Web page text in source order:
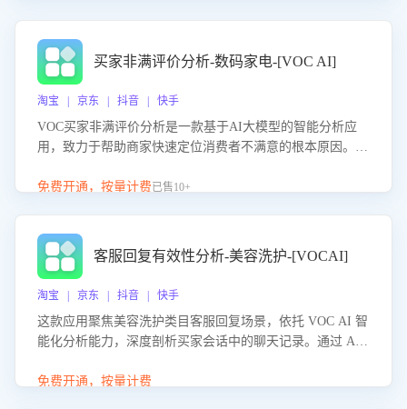
能力，阻断差评扩散，维护品牌声誉，实现客户满意度的持
续提升。
买家非满评价分析-数码家电-[VOC AI]
淘宝 | 京东 | 抖音 | 快手
VOC买家非满评价分析是一款基于AI大模型的智能分析应
用，致力于帮助商家快速定位消费者不满意的根本原因。该
客服原因或其它部门原因，明确责任归属，提供可落地的改
改，有效提升客户满意度和店铺整体服务质量。
免费开通，按量计费已售10+
客服回复有效性分析-美容洗护-[VOCAI]
淘宝 | 京东 | 抖音 | 快手
这款应用聚焦美容洗护类目客服回复场景，依托 VOC AI 智
能化分析能力，深度剖析买家会话中的聊天记录。通过 AI
答的有效性与完整性，输出针对性改进策略，助力商家快速
免费开通，按量计费